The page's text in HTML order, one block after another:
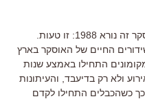
ולגבי טענתו של בועז כהן שהימורי אוסקר זה נורא 1988: זו טעות.
השידורים החיים של האוסקר בארץ
התחילו באמצע שנות
ולא רק בדיעבד, והעיתונות
כשהכבלים התחילו לקדם